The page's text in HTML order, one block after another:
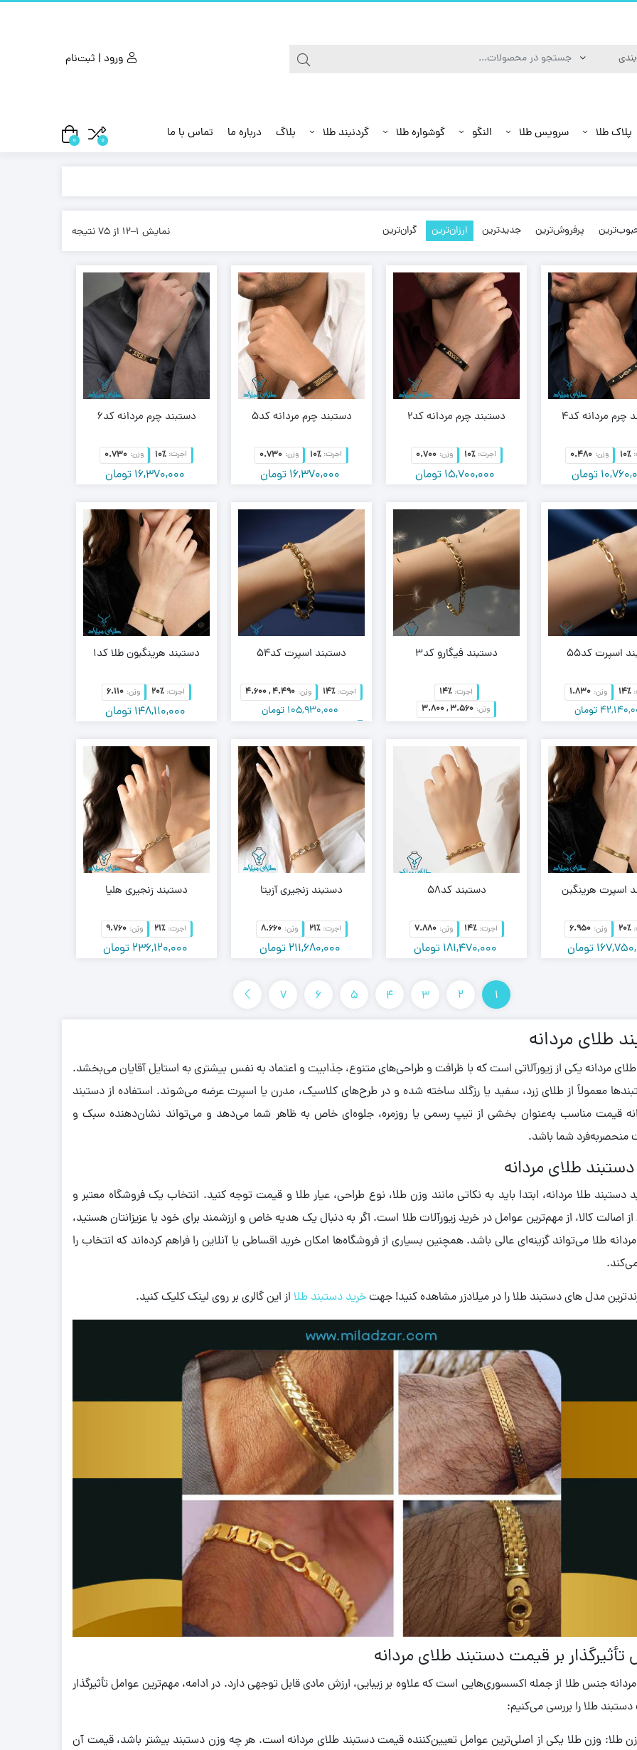
ورود | ثبت‌نام
پلاک طلا سرویس طلا النگو گوشواره طلا گردنبند طلا بلاگ درباره ما تماس با ما 0
0
پرفروش‌ترین جدیدترین ارزان‌ترین گران‌ترین نمایش 1–12 از 75 نتیجه
چرم مردانه کد4
10٪ وزن: 0.480
تومان
دستبند چرم مردانه کد2
اجرت: 10٪ وزن: 0.700
15,700,000 تومان
دستبند چرم مردانه کد5
اجرت: 10٪ وزن: 0.730
16,370,000 تومان
دستبند چرم مردانه کد6
اجرت: 10٪ وزن: 0.730
16,370,000 تومان
اسپرت کد55
14٪ وزن: 1.830
تومان
دستبند فیگارو کد3
اجرت: 14٪
وزن: 3.800 , 3.560
81,980,000
دستبند اسپرت کد54
اجرت: 14٪ وزن: 4.600 , 4.490
105,930,000 تومان
–
دستبند هرینگبون طلا کد1
اجرت: 20٪ وزن: 6.110
148,110,000 تومان
اسپرت هرینگبن
20٪ وزن: 6.950
تومان
دستبند کد58
اجرت: 14٪ وزن: 7.880
181,470,000 تومان
دستبند زنجیری آزیتا
اجرت: 21٪ وزن: 8.660
211,680,000 تومان
دستبند زنجیری هلیا
اجرت: 21٪ وزن: 9.760
236,120,000 تومان
1
2
3
4
5
6
7
طلای مردانه
مردانه یکی از زیورآلاتی است که با ظرافت و طراحی‌های متنوع، جذابیت و اعتماد به نفس بیشتری به استایل آقایان می‌بخشد.
معمولاً از طلای زرد، سفید یا رزگلد ساخته شده و در طرح‌های کلاسیک، مدرن یا اسپرت عرضه می‌شوند. استفاده از دستبند
قیمت مناسب به‌عنوان بخشی از تیپ رسمی یا روزمره، جلوه‌ای خاص به ظاهر شما می‌دهد و می‌تواند نشان‌دهنده سبک و
شما باشد.
طلای مردانه
دستبند طلا مردانه، ابتدا باید به نکاتی مانند وزن طلا، نوع طراحی، عیار طلا و قیمت توجه کنید. انتخاب یک فروشگاه معتبر و
از اصالت کالا، از مهم‌ترین عوامل در خرید زیورآلات طلا است. اگر به دنبال یک هدیه خاص و ارزشمند برای خود یا عزیزانتان هستید،
طلا می‌تواند گزینه‌ای عالی باشد. همچنین بسیاری از فروشگاه‌ها امکان خرید اقساطی یا آنلاین را فراهم کرده‌اند که انتخاب را
مدل های دستبند طلا را در میلادزر مشاهده کنید! جهتخرید دستبند طلا از این گالری بر روی لینک کلیک کنید.
تأثیرگذار بر قیمت دستبند طلای مردانه
جنس طلا از جمله اکسسوری‌هایی است که علاوه بر زیبایی، ارزش مادی قابل توجهی دارد. در ادامه، مهم‌ترین عوامل تأثیرگذار
طلا را بررسی می‌کنیم:
طلا: وزن طلا یکی از اصلی‌ترین عوامل تعیین‌کننده قیمت دستبند طلای مردانه است. هر چه وزن دستبند بیشتر باشد، قیمت آن